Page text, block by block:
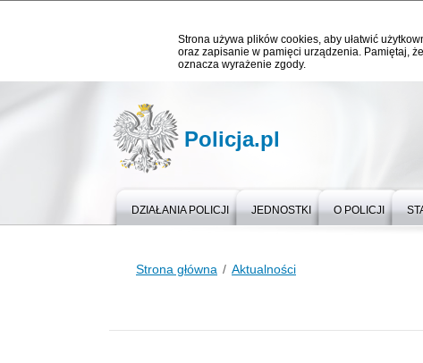
Strona używa plików cookies, aby ułatwić
oraz zapisanie w pamięci urządzenia. Pamiętaj,
oznacza wyrażenie zgody.
Policja.pl
DZIAŁANIA POLICJI JEDNOSTKI O POLICJI
Strona główna Aktualności